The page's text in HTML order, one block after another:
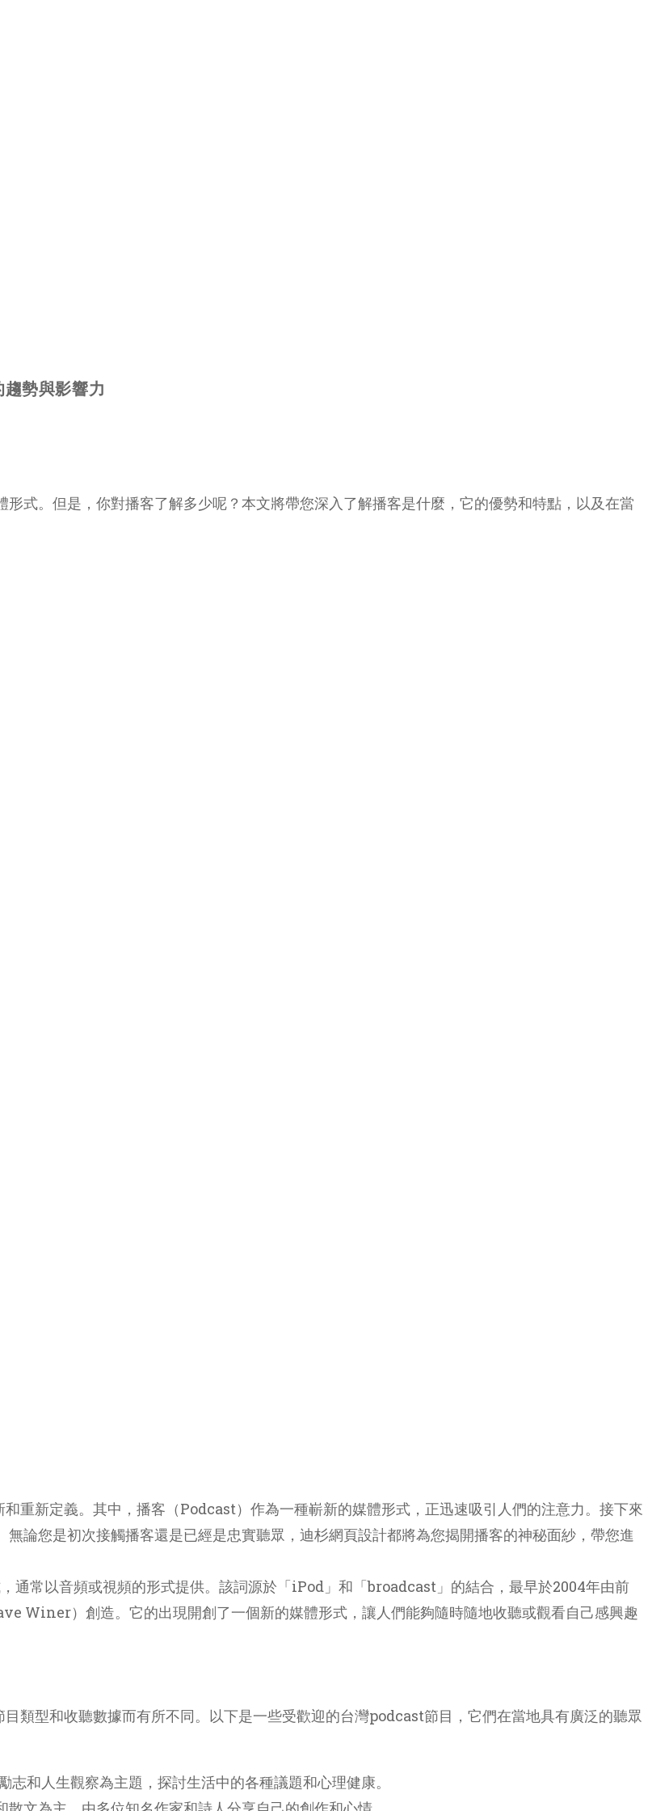
勢與影響力
式。但是，你對播客了解多少呢？本文將帶您深入了解播客是什麼，它的優勢和特點，以及在當
重新定義。其中，播客（Podcast）作為一種嶄新的媒體形式，正迅速吸引人們的注意力。接下來
論您是初次接觸播客還是已經是忠實聽眾，迪杉網頁設計都將為您揭開播客的神秘面紗，帶您進
通常以音頻或視頻的形式提供。該詞源於「iPod」和「broadcast」的結合，最早於2004年由前
Winer）創造。它的出現開創了一個新的媒體形式，讓人們能夠隨時隨地收聽或觀看自己感興趣
類型和收聽數據而有所不同。以下是一些受歡迎的台灣podcast節目，它們在當地具有廣泛的聽眾
和人生觀察為主題，探討生活中的各種議題和心理健康。